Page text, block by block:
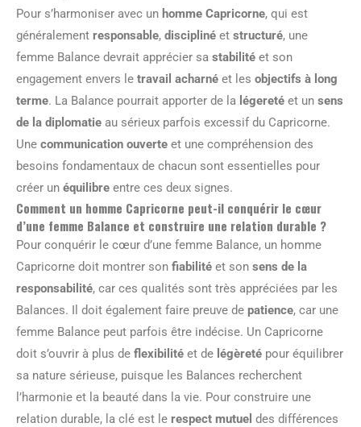
Pour s’harmoniser avec un homme Capricorne, qui est
généralement responsable, discipliné et structuré, une
femme Balance devrait apprécier sa stabilité et son
engagement envers le travail acharné et les objectifs à long
terme. La Balance pourrait apporter de la légereté et un sens
de la diplomatie au sérieux parfois excessif du Capricorne.
Une communication ouverte et une compréhension des
besoins fondamentaux de chacun sont essentielles pour
créer un équilibre entre ces deux signes.
Comment un homme Capricorne peut-il conquérir le cœur
d’une femme Balance et construire une relation durable ?
Pour conquérir le cœur d’une femme Balance, un homme
Capricorne doit montrer son fiabilité et son sens de la
responsabilité, car ces qualités sont très appréciées par les
Balances. Il doit également faire preuve de patience, car une
femme Balance peut parfois être indécise. Un Capricorne
doit s’ouvrir à plus de flexibilité et de légèreté pour équilibrer
sa nature sérieuse, puisque les Balances recherchent
l’harmonie et la beauté dans la vie. Pour construire une
relation durable, la clé est le respect mutuel des différences